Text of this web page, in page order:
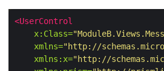
<UserControl
x:Class=
xmlns="http://
xmlns:x="http://